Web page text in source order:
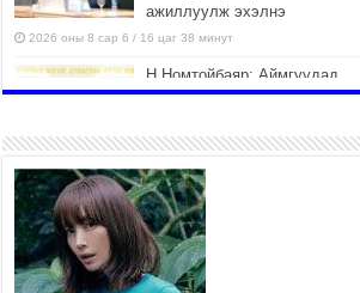
ажиллуулж эхэлнэ
2026 оны 8 сар 6 / 16 цаг 38 минут
Н.Номтойбаяр: Аймгуудад
тулгамдаж буй асуудлуудыг
газрын хуралдаанд
2026 оны 8 сар 6 / 16 цаг 34 минут
УИХ-ын дарга С.Бямбацогт төрийг төлөөлөн
Сутай хайрхны тэнгэрийг тахих төрийн тахилгад
оролцлоо